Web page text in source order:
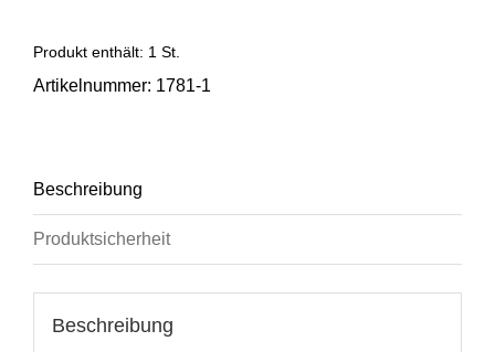
Produkt enthält: 1 St.
Artikelnummer: 1781-1
Beschreibung
Produktsicherheit
Beschreibung